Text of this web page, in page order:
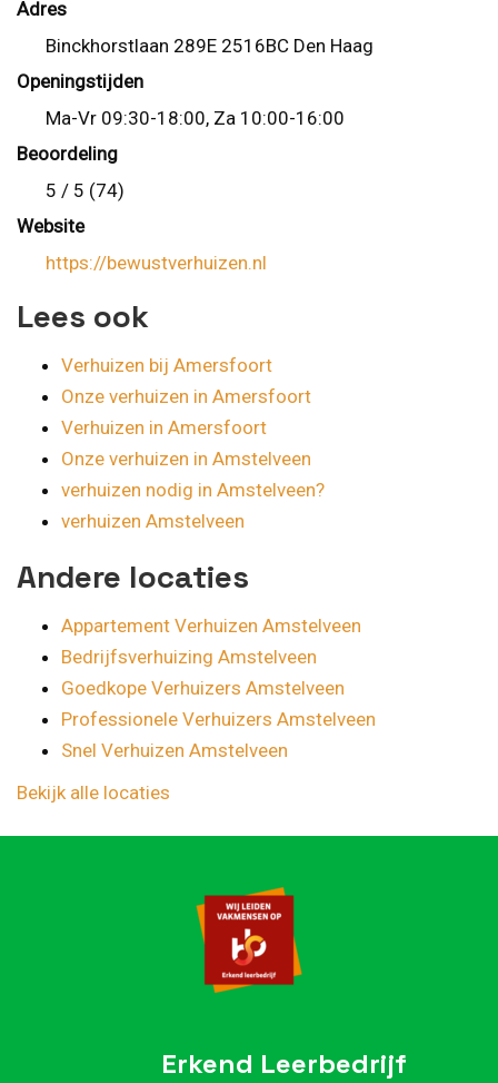
Adres
Binckhorstlaan 289E 2516BC Den Haag
Openingstijden
Ma-Vr 09:30-18:00, Za 10:00-16:00
Beoordeling
5 / 5 (74)
Website
https://bewustverhuizen.nl
Lees ook
Verhuizen bij Amersfoort
Onze verhuizen in Amersfoort
Verhuizen in Amersfoort
Onze verhuizen in Amstelveen
verhuizen nodig in Amstelveen?
verhuizen Amstelveen
Andere locaties
Appartement Verhuizen Amstelveen
Bedrijfsverhuizing Amstelveen
Goedkope Verhuizers Amstelveen
Professionele Verhuizers Amstelveen
Snel Verhuizen Amstelveen
Bekijk alle locaties
Erkend Leerbedrijf